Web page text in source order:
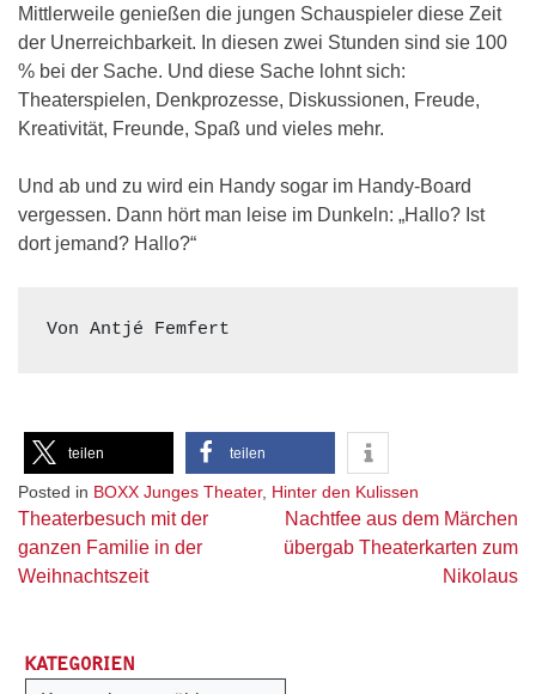
Mittlerweile genießen die jungen Schauspieler diese Zeit
der Unerreichbarkeit. In diesen zwei Stunden sind sie 100
% bei der Sache. Und diese Sache lohnt sich:
Theaterspielen, Denkprozesse, Diskussionen, Freude,
Kreativität, Freunde, Spaß und vieles mehr.
Und ab und zu wird ein Handy sogar im Handy-Board
vergessen. Dann hört man leise im Dunkeln: „Hallo? Ist
dort jemand? Hallo?“
Von Antjé Femfert
teilen teilen
Posted in BOXX Junges Theater, Hinter den Kulissen
Beitragsnavigation
Theaterbesuch mit der
ganzen Familie in der
Weihnachtszeit
Nachtfee aus dem Märchen
übergab Theaterkarten zum
Nikolaus
KATEGORIEN
Kategorien